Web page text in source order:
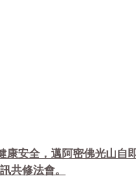
康安全，邁阿密佛光山自
共修法會。